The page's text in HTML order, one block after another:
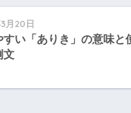
月20日
すい「ありき」の意味と
文